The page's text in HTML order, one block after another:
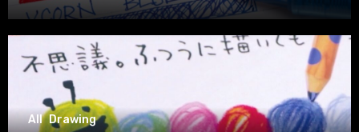
All Drawing